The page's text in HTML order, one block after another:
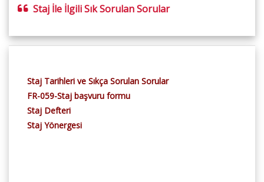
Staj İle İlgili Sık Sorulan Sorular
Staj Tarihleri ve Sıkça Sorulan Sorular
FR-059-Staj başvuru formu
Staj Defteri
Staj Yönergesi